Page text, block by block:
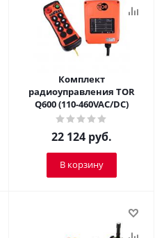
Комплект
радиоуправления TOR
Q600 (110-460VAC/DC)
22 124 руб.
В корзину